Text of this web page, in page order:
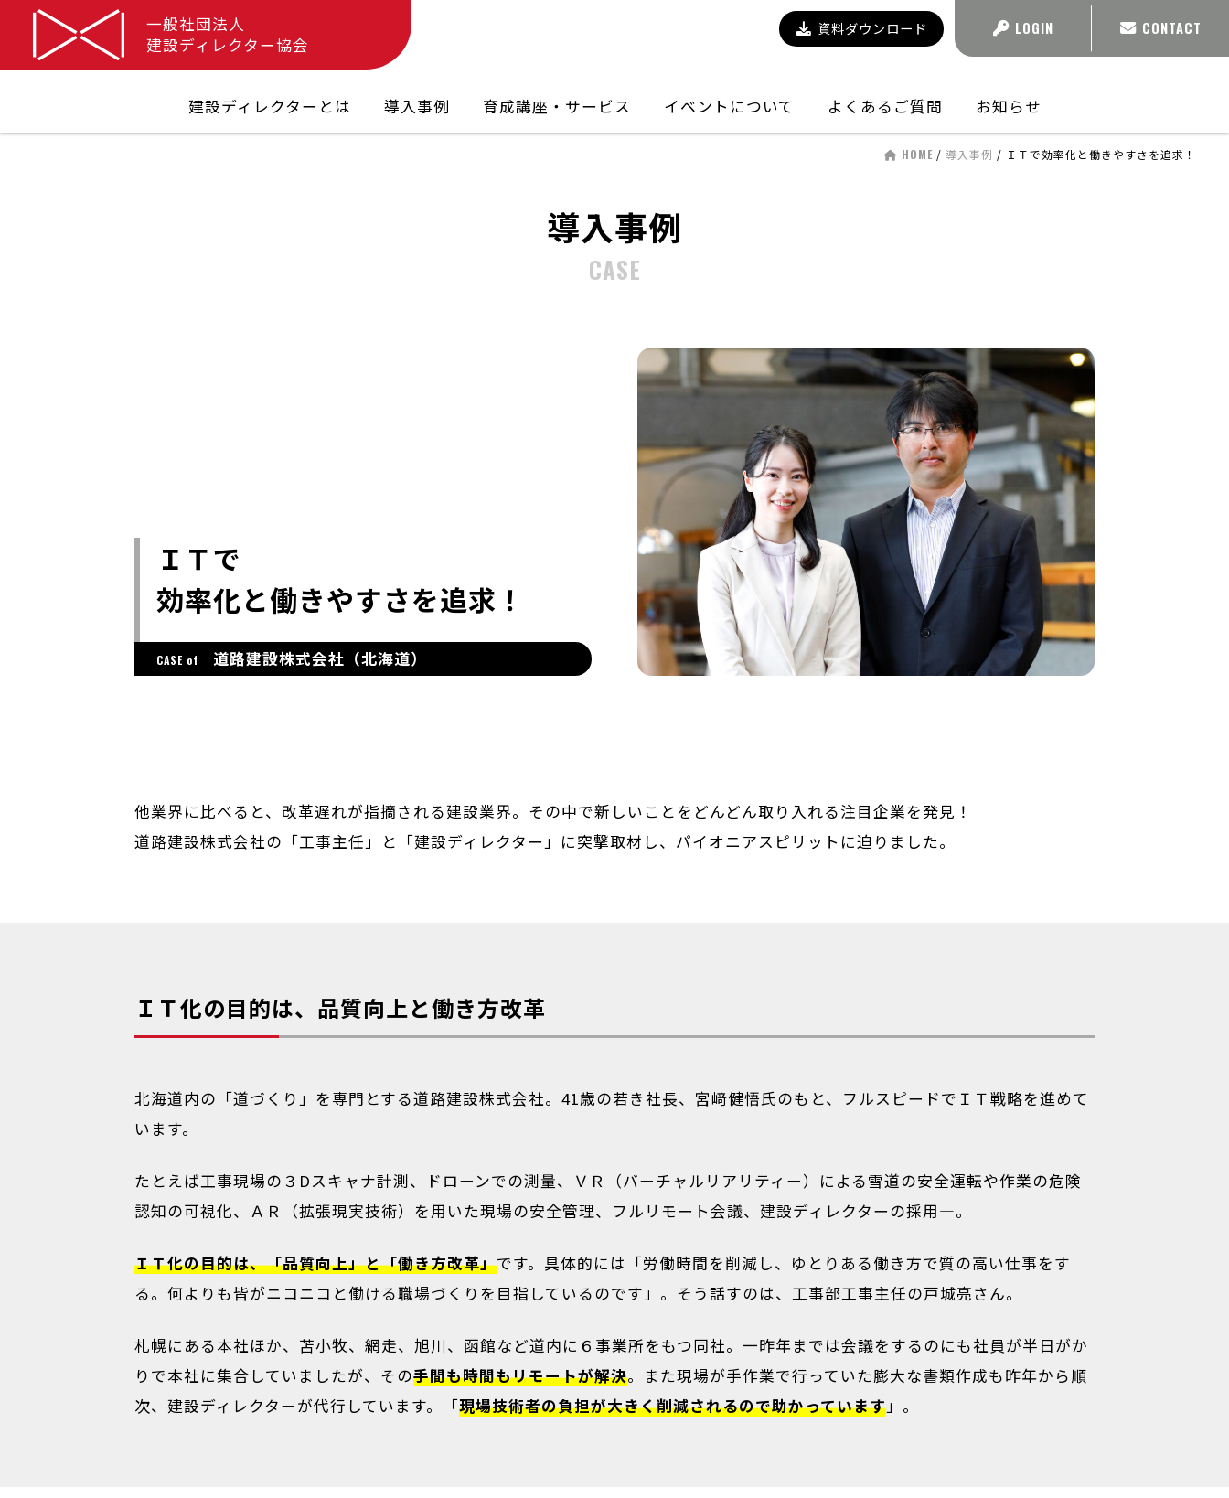
一般社団法人
建設ディレクター協会
資料ダウンロード LOGIN CONTACT
建設ディレクターとは 導入事例 育成講座・サービス イベントについて よくあるご質問 お知らせ
HOME / 導入事例 / ＩＴで効率化と働きやすさを追求！
導入事例
CASE
ＩＴで
効率化と働きやすさを追求！
CASE of 道路建設株式会社（北海道）
他業界に比べると、改革遅れが指摘される建設業界。その中で新しいことをどんどん取り入れる注目企業を発見！
道路建設株式会社の「工事主任」と「建設ディレクター」に突撃取材し、パイオニアスピリットに迫りました。
ＩＴ化の目的は、品質向上と働き方改革
北海道内の「道づくり」を専門とする道路建設株式会社。41歳の若き社長、宮﨑健悟氏のもと、フルスピードでＩＴ戦略を進めて
います。
たとえば工事現場の３Dスキャナ計測、ドローンでの測量、ＶＲ（バーチャルリアリティー）による雪道の安全運転や作業の危険
認知の可視化、ＡＲ（拡張現実技術）を用いた現場の安全管理、フルリモート会議、建設ディレクターの採用―。
ＩＴ化の目的は、「品質向上」と「働き方改革」です。具体的には「労働時間を削減し、ゆとりある働き方で質の高い仕事をす
る。何よりも皆がニコニコと働ける職場づくりを目指しているのです」。そう話すのは、工事部工事主任の戸城亮さん。
札幌にある本社ほか、苫小牧、網走、旭川、函館など道内に６事業所をもつ同社。一昨年までは会議をするのにも社員が半日がか
りで本社に集合していましたが、その手間も時間もリモートが解決。また現場が手作業で行っていた膨大な書類作成も昨年から順
次、建設ディレクターが代行しています。「現場技術者の負担が大きく削減されるので助かっています」。